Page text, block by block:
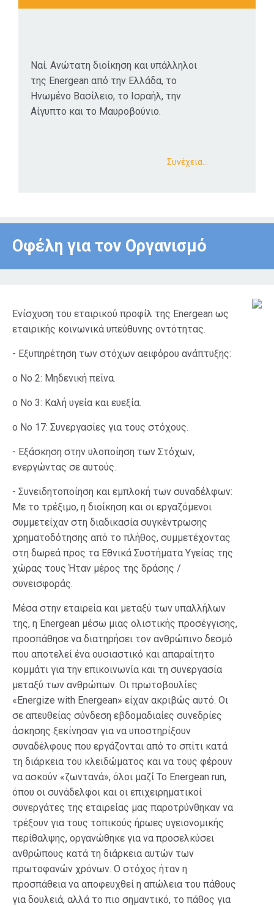
Ναί. Ανώτατη διοίκηση και υπάλληλοι
της Energean από την Ελλάδα, το
Ηνωμένο Βασίλειο, το Ισραήλ, την
Αίγυπτο και το Μαυροβούνιο.
Συνέχεια…
Οφέλη για τον Οργανισμό
Ενίσχυση του εταιρικού προφίλ της Energean ως
εταιρικής κοινωνικά υπεύθυνης οντότητας.
- Εξυπηρέτηση των στόχων αειφόρου ανάπτυξης:
o Νο 2: Μηδενική πείνα.
o Νο 3: Καλή υγεία και ευεξία.
o Νο 17: Συνεργασίες για τους στόχους.
- Εξάσκηση στην υλοποίηση των Στόχων,
ενεργώντας σε αυτούς.
- Συνειδητοποίηση και εμπλοκή των συναδέλφων:
Με το τρέξιμο, η διοίκηση και οι εργαζόμενοι
συμμετείχαν στη διαδικασία συγκέντρωσης
χρηματοδότησης από το πλήθος, συμμετέχοντας
στη δωρεά προς τα Εθνικά Συστήματα Υγείας της
χώρας τους Ήταν μέρος της δράσης /
συνεισφοράς.
Μέσα στην εταιρεία και μεταξύ των υπαλλήλων
της, η Energean μέσω μιας ολιστικής προσέγγισης,
προσπάθησε να διατηρήσει τον ανθρώπινο δεσμό
που αποτελεί ένα ουσιαστικό και απαραίτητο
κομμάτι για την επικοινωνία και τη συνεργασία
μεταξύ των ανθρώπων. Οι πρωτοβουλίες
«Energize with Energean» είχαν ακριβώς αυτό. Οι
σε απευθείας σύνδεση εβδομαδιαίες συνεδρίες
άσκησης ξεκίνησαν για να υποστηρίξουν
συναδέλφους που εργάζονται από το σπίτι κατά
τη διάρκεια του κλειδώματος και να τους φέρουν
να ασκούν «ζωντανά», όλοι μαζί Το Energean run,
όπου οι συνάδελφοι και οι επιχειρηματικοί
συνεργάτες της εταιρείας μας παροτρύνθηκαν να
τρέξουν για τους τοπικούς ήρωες υγειονομικής
περίθαλψης, οργανώθηκε για να προσελκύσει
ανθρώπους κατά τη διάρκεια αυτών των
πρωτοφανών χρόνων. Ο στόχος ήταν η
προσπάθεια να αποφευχθεί η απώλεια του πάθους
για δουλειά, αλλά το πιο σημαντικό, το πάθος για